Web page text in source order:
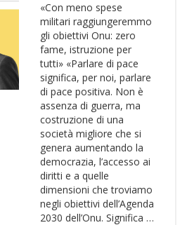
«Con meno spese
militari raggiungeremmo
gli obiettivi Onu: zero
fame, istruzione per
tutti» «Parlare di pace
significa, per noi, parlare
di pace positiva. Non è
assenza di guerra, ma
costruzione di una
società migliore che si
genera aumentando la
democrazia, l’accesso ai
diritti e a quelle
dimensioni che troviamo
negli obiettivi dell’Agenda
2030 dell’Onu. Significa …